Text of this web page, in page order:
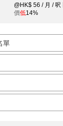
@HK$ 56 / 月 / 呎
價低14%
單